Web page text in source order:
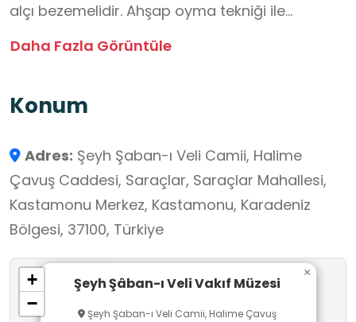
alçı bezemelidir. Ahşap oyma tekniği ile
yapılmış minber, sedef kakma ile süslenmiştir.
1051/1641 yılında yapıldığı anlaşılmaktadır. Cami,
Sadrazam Mehmet Paşa, 1845 yılında ise Sultan
Abdülmecid Han ve 1950 yılında da Vakıflar
Genel Müdürlüğü tarafından restore edilmiştir.
Daha Fazla Görüntüle
Konum
Adres: Şeyh Şaban-ı Veli Camii, Halime
Çavuş Caddesi, Saraçlar, Saraçlar Mahallesi,
Kastamonu Merkez, Kastamonu, Karadeniz
Bölgesi, 37100, Türkiye
Şeyh Şâban-ı Veli Vakıf Müzesi
Şeyh Şaban-ı Veli Camii, Halime Çavuş
×
+
−